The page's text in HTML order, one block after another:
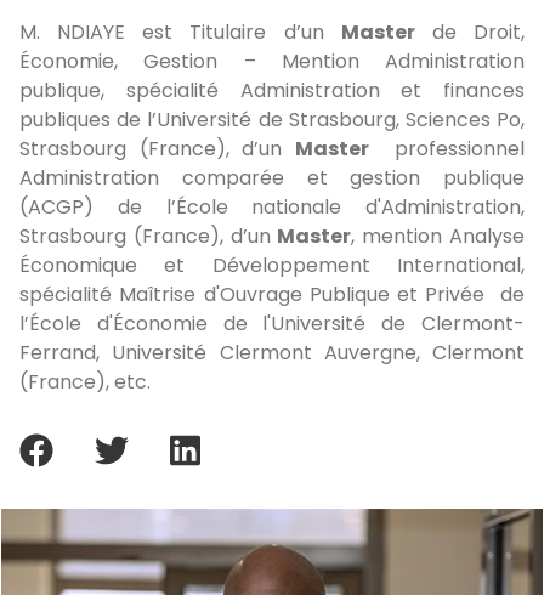
M. NDIAYE est Titulaire d’un Masterde Droit,
Économie, Gestion – Mention Administration
publique, spécialité Administration et finances
publiques de l’Université de Strasbourg, Sciences Po,
Strasbourg (France), d’un Masterprofessionnel
Administration comparée et gestion publique
(ACGP) de l’École nationale d'Administration,
Strasbourg (France), d’un Master, mention Analyse
Économique et Développement International,
spécialité Maîtrise d'Ouvrage Publique et Privée de
l’École d'Économie de l'Université de Clermont-
Ferrand, Université Clermont Auvergne, Clermont
(France), etc.
facebooktwitter linkedin